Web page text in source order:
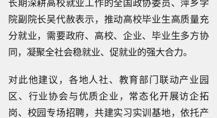
院副院长吴代赦表示，推动高校毕业生高质量充
分就业，需要政府、高校、企业、毕业生多方协
同，凝聚全社会稳就业、促就业的强大合力。
对此他建议，各地人社、教育部门联动产业园
区、行业协会与优质企业，常态化开展访企拓
岗、校园专场招聘，共建实习实训基地，依托产